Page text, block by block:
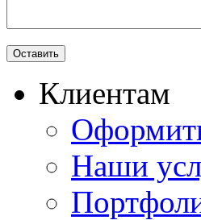
Клиентам
Наши